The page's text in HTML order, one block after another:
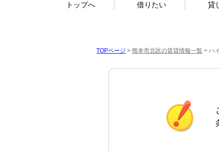
トップへ 借りたい 貸
TOPページ > 熊本市北区の賃貸情報一覧 > ハ